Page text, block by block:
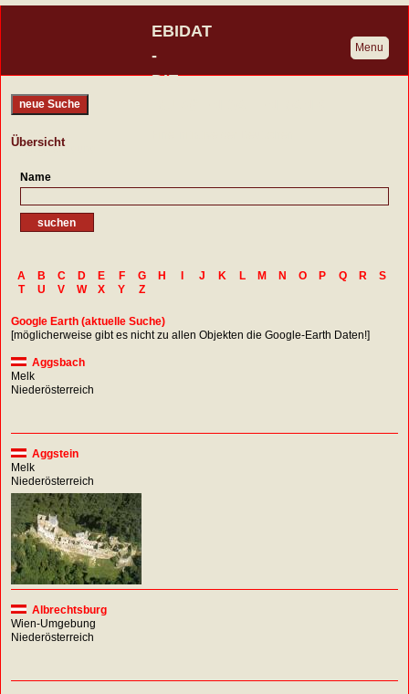
EBIDAT
-
DIE
Burgenvereinigung
Menu
neue Suche
Übersicht
Name
A B C D E F G H J K L M N O P Q R
S
T
U V W X Y Z
Google Earth (aktuelle Suche)
[möglicherweise gibt es nicht zu allen Objekten die Google-Earth Daten!]
Aggsbach
Melk
Niederösterreich
Aggstein
Melk
Niederösterreich
Albrechtsburg
Wien-Umgebung
Niederösterreich